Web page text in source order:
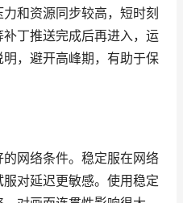
和资源同步较高，短时刻
丁推送完成后再进入，运
，避开高峰期，有助于保
网络条件。稳定服在网络
对延迟更敏感。使用稳定